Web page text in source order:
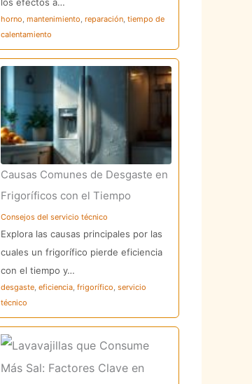
horno, mantenimiento, reparación, tiempo de
calentamiento
Causas Comunes de Desgaste en
Frigoríficos con el Tiempo
Consejos del servicio técnico
Explora las causas principales por las
cuales un frigorífico pierde eficiencia
con el tiempo y…
desgaste, eficiencia, frigorífico, servicio
técnico